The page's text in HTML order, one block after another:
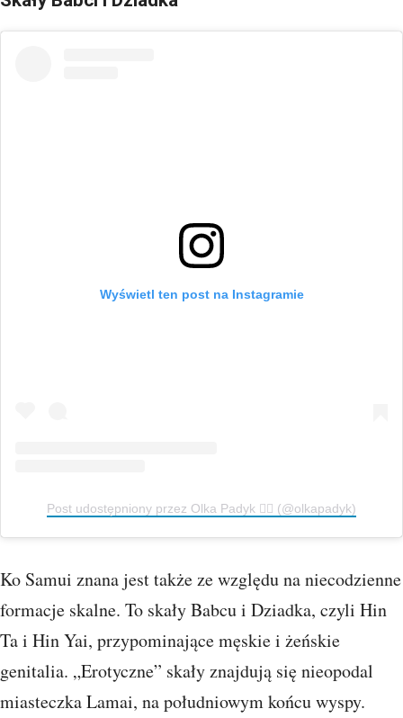
Wyświetl ten post na Instagramie
Post udostępniony przez Olka Padyk ✌🏼️ (@olkapadyk)
Ko Samui znana jest także ze względu na niecodzienne
formacje skalne. To skały Babcu i Dziadka, czyli Hin
Ta i Hin Yai, przypominające męskie i żeńskie
genitalia. „Erotyczne” skały znajdują się nieopodal
miasteczka Lamai, na południowym końcu wyspy.